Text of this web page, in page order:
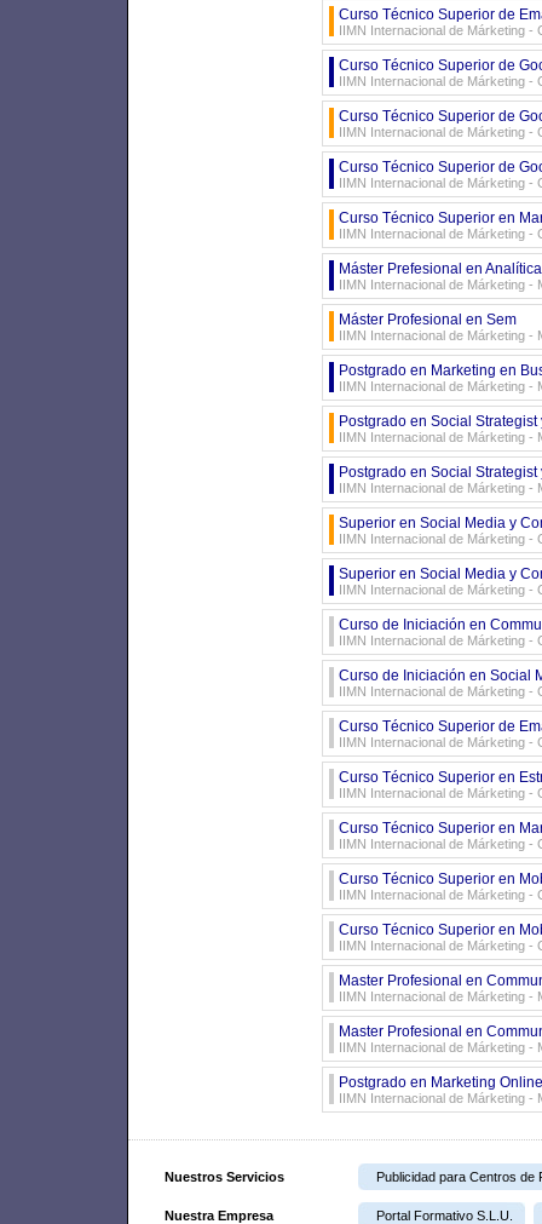
Curso Técnico Superior de
IIMN Internacional de Márketing -
Curso Técnico Superior de
IIMN Internacional de Márketing -
Curso Técnico Superior de
IIMN Internacional de Márketing -
Curso Técnico Superior de
IIMN Internacional de Márketing -
Curso Técnico Superior en
IIMN Internacional de Márketing -
Máster Prefesional en
IIMN Internacional de Márketing
Máster Profesional en Sem
IIMN Internacional de Márketing -
Postgrado en Marketing en
IIMN Internacional de Márketing
Postgrado en Social
IIMN Internacional de Márketing
Postgrado en Social
IIMN Internacional de Márketing -
Superior en Social Media y
IIMN Internacional de Márketing -
Superior en Social Media y
IIMN Internacional de Márketing -
Curso de Iniciación en
IIMN Internacional de Márketing -
Curso de Iniciación en Social
IIMN Internacional de Márketing -
Curso Técnico Superior de
IIMN Internacional de Márketing -
Curso Técnico Superior en
IIMN Internacional de Márketing -
Curso Técnico Superior en
IIMN Internacional de Márketing -
Curso Técnico Superior en
IIMN Internacional de Márketing -
Curso Técnico Superior en
IIMN Internacional de Márketing -
Master Profesional en
IIMN Internacional de Márketing -
Master Profesional en
IIMN Internacional de Márketing
Postgrado en Marketing
IIMN Internacional de Márketing -
Nuestros Servicios Publicidad para Centros de
Nuestra Empresa Portal Formativo S.L.U.